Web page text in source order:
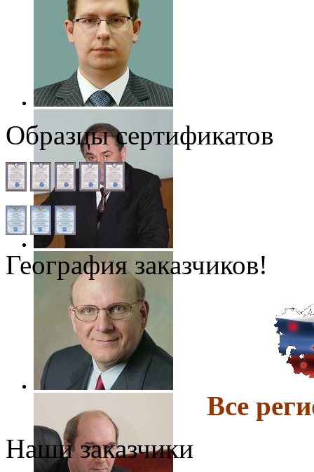
Образцы сертификатов
География заказчиков!
Все
Наши заказчики